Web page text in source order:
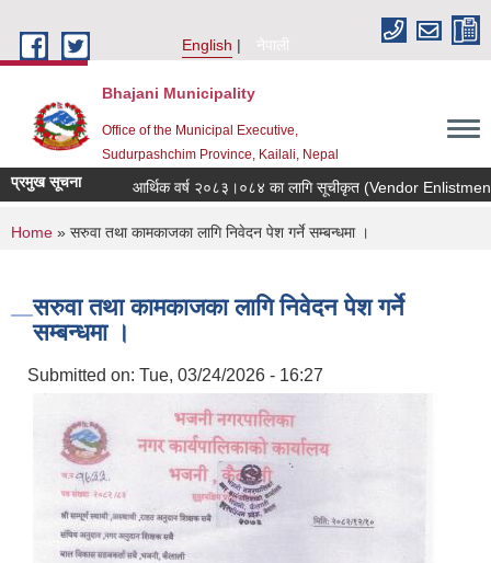
English
नेपाली
Bhajani Municipality
Office of the Municipal Executive,
Sudurpashchim Province, Kailali, Nepal
प्रमुख सूचना आर्थिक वर्ष २०८३।०८४ का लागि सूचीकृत (Vendor Enlistment)
You are here
Home » सरुवा तथा कामकाजका लागि निवेदन पेश गर्ने सम्बन्धमा ।
सरुवा तथा कामकाजका लागि निवेदन पेश गर्ने
सम्बन्धमा ।
Submitted on: Tue, 03/24/2026 - 16:27